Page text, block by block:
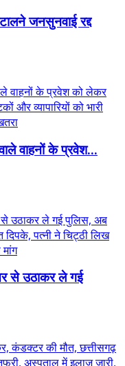
जनसुनवाई रद्द
वाहनों के प्रवेश...
से उठाकर ले गई